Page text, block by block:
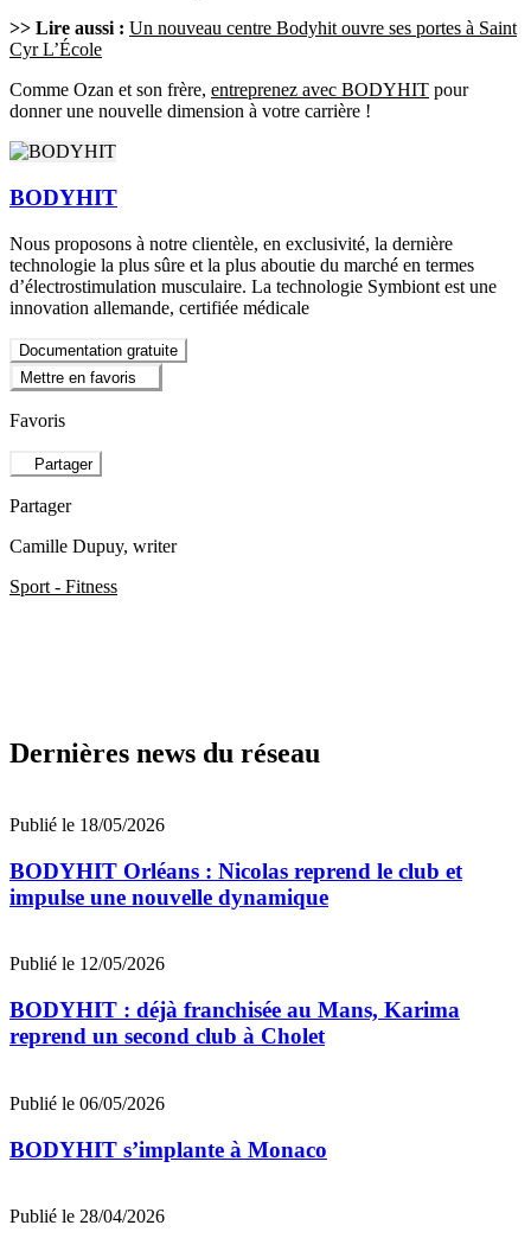
>> Lire aussi : Un nouveau centre Bodyhit ouvre ses portes à Saint
Cyr L’École
Comme Ozan et son frère, entreprenez avec BODYHIT pour
donner une nouvelle dimension à votre carrière !
BODYHIT
Nous proposons à notre clientèle, en exclusivité, la dernière
technologie la plus sûre et la plus aboutie du marché en termes
d’électrostimulation musculaire. La technologie Symbiont est une
innovation allemande, certifiée médicale
Documentation gratuite
Mettre en favoris
Favoris
Partager
Partager
Camille Dupuy, writer
Sport - Fitness
Dernières news du réseau
Publié le 18/05/2026
BODYHIT Orléans : Nicolas reprend le club et
impulse une nouvelle dynamique
Publié le 12/05/2026
BODYHIT : déjà franchisée au Mans, Karima
reprend un second club à Cholet
Publié le 06/05/2026
BODYHIT s’implante à Monaco
Publié le 28/04/2026